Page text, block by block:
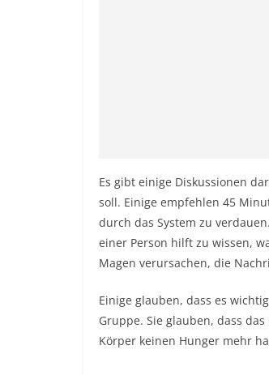
Es gibt einige Diskussionen
soll. Einige empfehlen 45
durch das System zu
einer Person hilft zu wissen,
Magen verursachen, die
Einige glauben, dass es
Gruppe. Sie glauben, dass
Körper keinen Hunger mehr